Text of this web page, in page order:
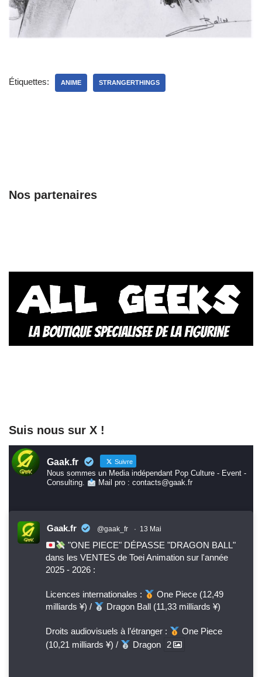
Étiquettes: ANIME STRANGERTHINGS
Nos partenaires
Suis nous sur X !
Gaak.fr Suivre
Nous sommes un Media indépendant Pop Culture - Event -
Consulting.
Mail pro : contacts@gaak.fr
Gaak.fr @gaak_fr · 13 Mai
"ONE PIECE" DÉPASSE "DRAGON BALL"
dans les VENTES de Toei Animation sur l'année
2025 - 2026 :
Licences internationales :
One Piece (12,49
milliards ¥) /
Dragon Ball (11,33 milliards ¥)
Droits audiovisuels à l’étranger :
One Piece
(10,21 milliards ¥) /
Dragon 2